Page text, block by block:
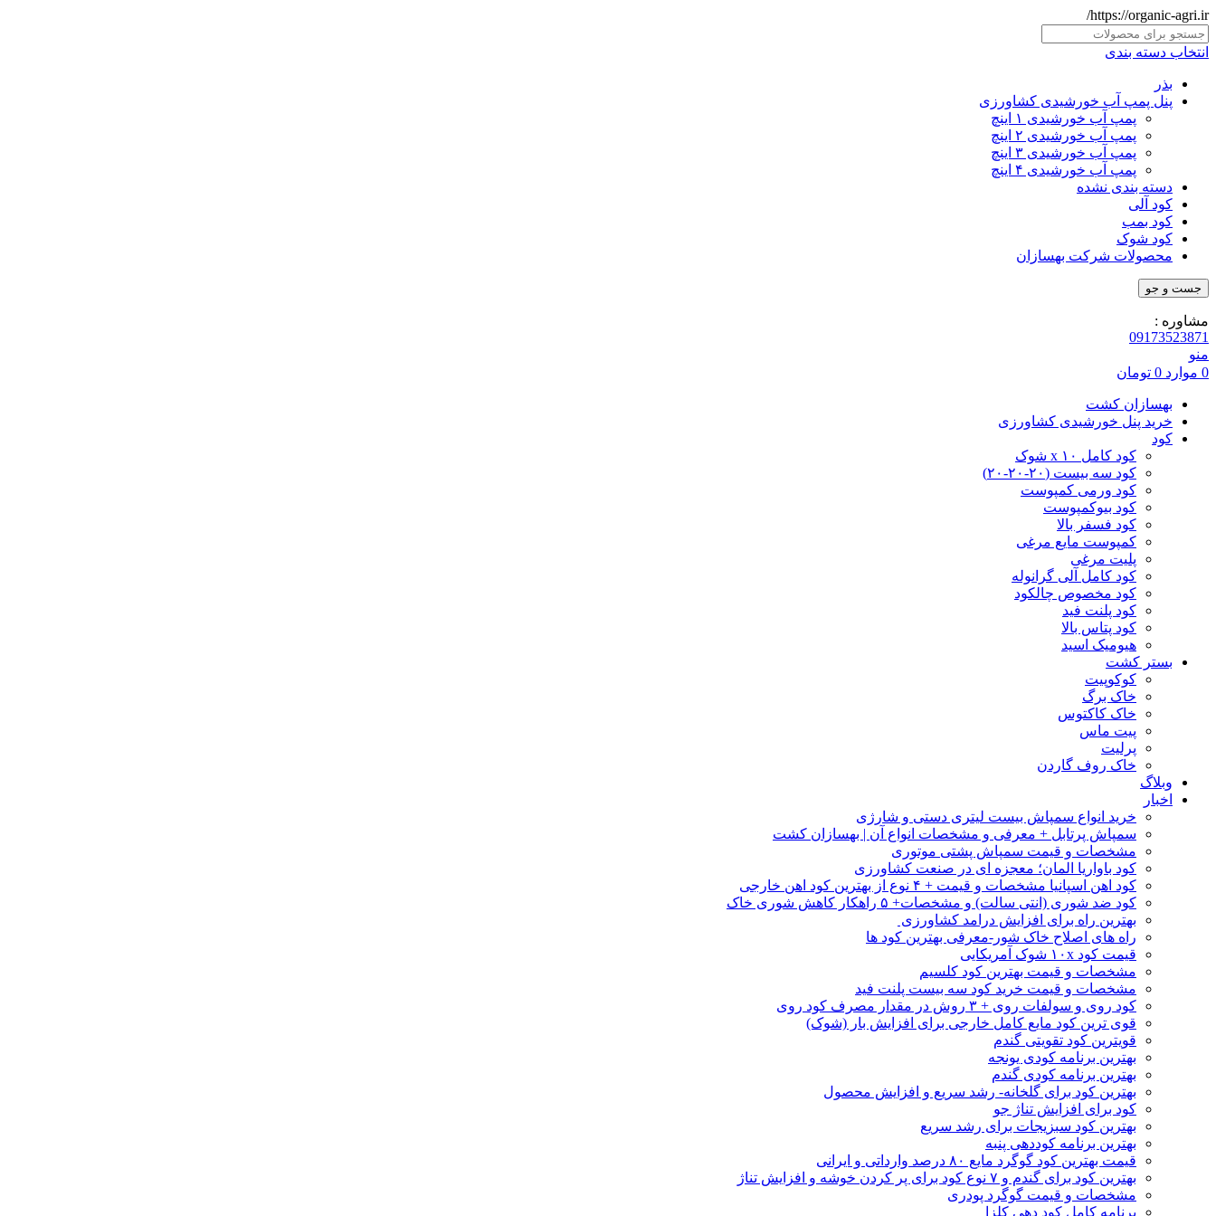
https://organic-agri.ir/
انتخاب دسته بندی
بذر
پنل پمپ آب خورشیدی کشاورزی
پمپ آب خورشیدی ۱ اینچ
پمپ آب خورشیدی ۲ اینچ
پمپ آب خورشیدی ۳ اینچ
پمپ آب خورشیدی ۴ اینچ
دسته بندی نشده
کود آلی
کود بمب
کود شوک
محصولات شرکت بهسازان
جست و جو
مشاوره :
09173523871
منو
0 موارد 0 تومان
بهسازان کشت
خرید پنل خورشیدی کشاورزی
کود
کود کامل ۱۰ x شوک
کود سه بیست (۲۰-۲۰-۲۰)
کود ورمی کمپوست
کود بیوکمپوست
کود فسفر بالا
کمپوست مایع مرغی
پلیت مرغی
کود کامل آلی گرانوله
کود مخصوص چالکود
کود پلنت فید
کود پتاس بالا
هیومیک اسید
بستر کشت
کوکوپیت
خاک برگ
خاک کاکتوس
پیت ماس
پرلیت
خاک روف گاردن
وبلاگ
اخبار
خرید انواع سمپاش بیست لیتری دستی و شارژی
سمپاش پرتابل + معرفی و مشخصات انواع آن | بهسازان کشت
مشخصات و قیمت سمپاش پشتی موتوری
کود باواریا المان؛ معجزه ای در صنعت کشاورزی
کود اهن اسپانیا مشخصات و قیمت + ۴ نوع از بهترین کود اهن خارجی
کود ضد شوری (انتی سالت) و مشخصات+ ۵ راهکار کاهش شوری خاک
بهترین راه برای افزایش درامد کشاورزی
راه های اصلاح خاک شور-معرفی بهترین کود ها
قیمت کود ۱۰x شوک آمریکایی
مشخصات و قیمت بهترین کود کلسیم
مشخصات و قیمت خرید کود سه بیست پلنت فید
کود روی و سولفات روی + ۳ روش در مقدار مصرف کود روی
قوی ترین کود مایع کامل خارجی برای افزایش بار (شوک)
قویترین کود تقویتی گندم
بهترین برنامه کودی یونجه
بهترین برنامه کودی گندم
بهترین کود برای گلخانه- رشد سریع و افزایش محصول
کود برای افزایش تناژ جو
بهترین کود سبزیجات برای رشد سریع
بهترین برنامه کوددهی پنبه
قیمت بهترین کود گوگرد مایع ۸۰ درصد وارداتی و ایرانی
بهترین کود برای گندم و ۷ نوع کود برای پر کردن خوشه و افزایش تناژ
مشخصات و قیمت گوگرد پودری
برنامه کامل کود دهی کلزا